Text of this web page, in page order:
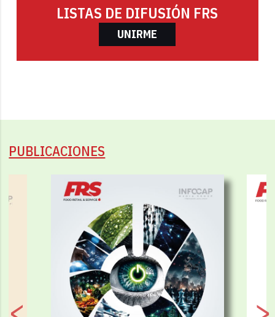
LISTAS DE DIFUSIÓN FRS
UNIRME
PUBLICACIONES